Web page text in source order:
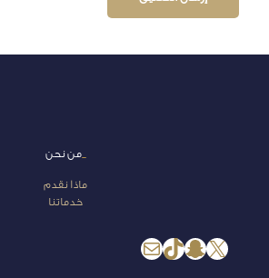
_من نحن
ماذا نقدم
خدماتنا
إكس
سناب شاتتيك توكبريد